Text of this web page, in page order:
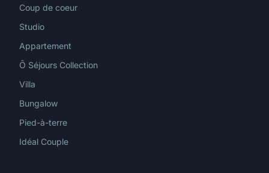
Coup de coeur
Studio
Appartement
Ô Séjours Collection
Villa
Bungalow
Pied-à-terre
Idéal Couple